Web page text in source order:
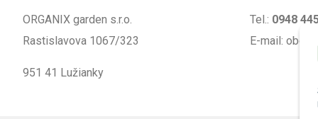
ORGANIX garden s.r.o.
Rastislavova 1067/323
951 41 Lužianky
Tel.: 0948
E-mail: